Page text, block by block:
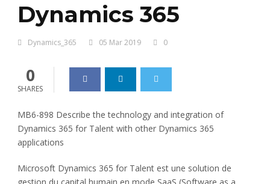
Dynamics 365
Dynamics_365 05 Mar 2019 0
0
SHARES
MB6-898 Describe the technology and integration of
Dynamics 365 for Talent with other Dynamics 365
applications
Microsoft Dynamics 365 for Talent est une solution de